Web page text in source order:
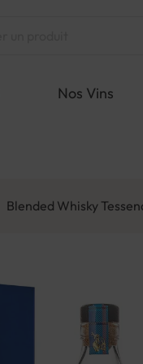
Nos Vins
Blended Whisky